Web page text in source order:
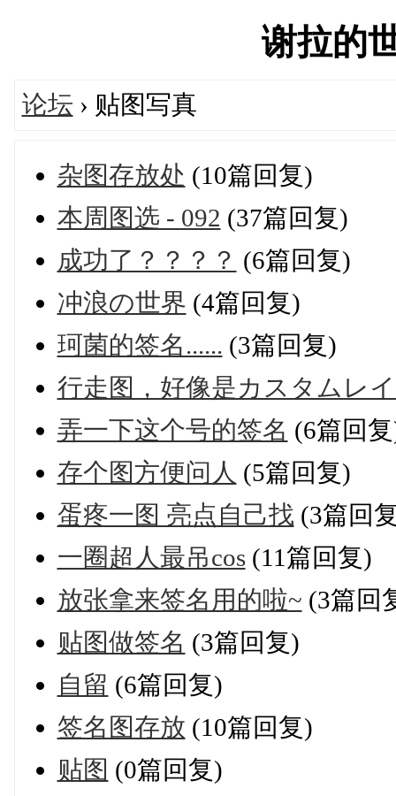
谢拉的
论坛 › 贴图写真
杂图存放处 (10篇回复)
本周图选 - 092 (37篇回复)
成功了？？？？ (6篇回复)
冲浪の世界 (4篇回复)
珂菌的签名...... (3篇回复)
行走图，好像是カスタムレ
弄一下这个号的签名 (6篇回
存个图方便问人 (5篇回复)
蛋疼一图 亮点自己找 (3篇回
一圈超人最吊cos(11篇回复)
放张拿来签名用的啦~ (3篇回
贴图做签名 (3篇回复)
自留 (6篇回复)
签名图存放 (10篇回复)
贴图 (0篇回复)